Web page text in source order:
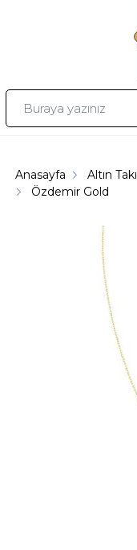
Anasayfa Altın Takı
Özdemir Gold